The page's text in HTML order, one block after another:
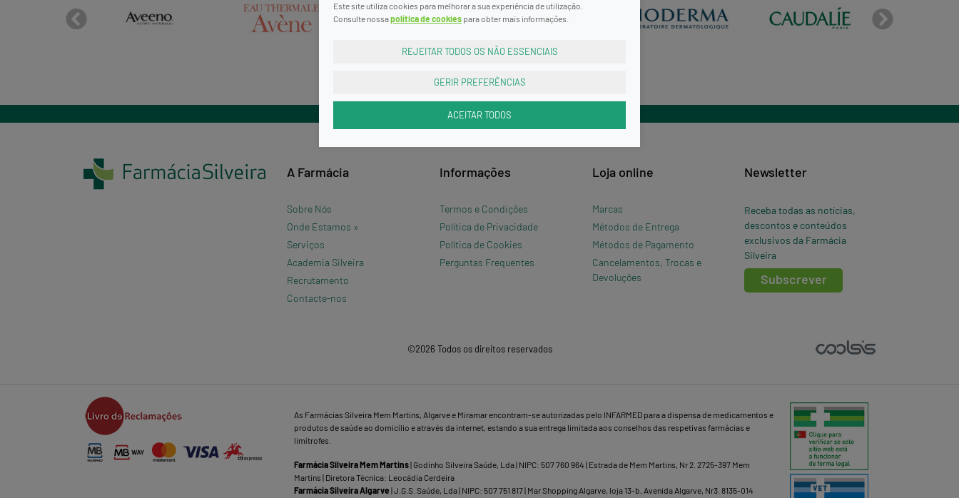
Este site utiliza cookies para melhorar a sua experiência de utilização.
Consulte nossapolítica de cookies para obter mais informações.
REJEITAR TODOS OS NÃO ESSENCIAIS
GERIR PREFERÊNCIAS
ACEITAR TODOS
A Farmácia
Sobre Nós
Onde Estamos »
Serviços
Academia Silveira
Recrutamento
Contacte-nos
Informações
Termos e Condições
Política de Privacidade
Política de Cookies
Perguntas Frequentes
Loja online
Marcas
Métodos de Entrega
Métodos de Pagamento
Cancelamentos, Trocas e
Devoluções
Newsletter
Receba todas as notícias,
descontos e conteúdos
exclusivos da Farmácia
Silveira
Subscrever
©2026 Todos os direitos reservados
As Farmácias Silveira Mem Martins, Algarve e Miramar encontram-se autorizadas pelo INFARMED para a dispensa de medicamentos e
produtos de saúde ao domicílio e através da internet, estando a sua entrega limitada aos conselhos das respetivas farmácias e
limítrofes.
Farmácia Silveira Mem Martins| Godinho Silveira Saúde, Lda | NIPC: 507 760 964 | Estrada de Mem Martins, Nr 2. 2725-397 Mem
Martins | Diretora Técnica: Leocádia Cerdeira
Farmácia Silveira Algarve | J.G.S. Saúde, Lda | NIPC: 507 751 817 | Mar Shopping Algarve, loja 13-b, Avenida Algarve, Nr3. 8135-014